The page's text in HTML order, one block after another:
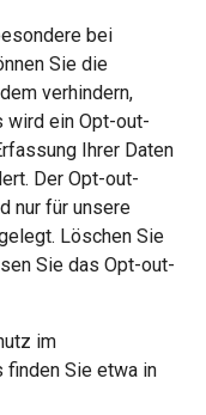
bei
Sie die
verhindern,
wird ein Opt-out-
Ihrer Daten
Der Opt-out-
nur für unsere
Löschen Sie
Sie das Opt-out-
im
finden Sie etwa in